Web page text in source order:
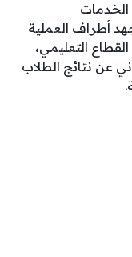
الخدمات
أطراف العملية
التعليمي،
عن نتائج الطلاب